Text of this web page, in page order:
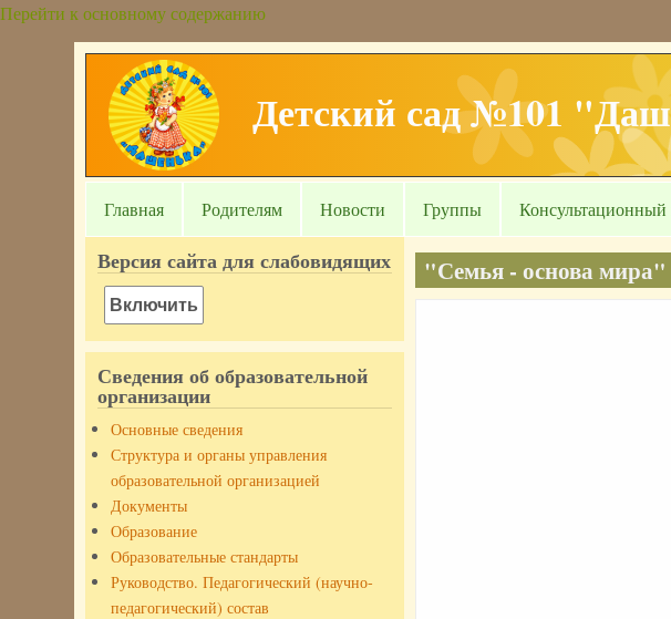
Перейти к основному содержанию
Детский сад №101
Главная Родителям Новости Группы Консультационный
"Семья - основа мира"
Версия сайта для слабовидящих
Включить
Сведения об образовательной
организации
Основные сведения
Структура и органы управления
образовательной организацией
Документы
Образование
Образовательные стандарты
Руководство. Педагогический (научно-
педагогический) состав